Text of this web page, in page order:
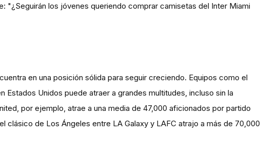
"¿Seguirán los jóvenes queriendo comprar camisetas del Inter Miami
en una posición sólida para seguir creciendo. Equipos como el
Estados Unidos puede atraer a grandes multitudes, incluso sin la
por ejemplo, atrae a una media de 47,000 aficionados por partido
clásico de Los Ángeles entre LA Galaxy y LAFC atrajo a más de 70,000